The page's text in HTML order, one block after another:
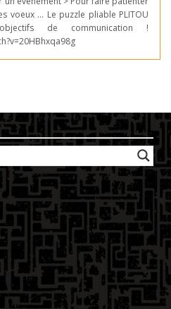
voeux … Le puzzle pliable PLITOU
de communication !